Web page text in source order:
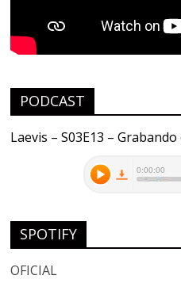
PODCAST
Laevis – S03E13 –
SPOTIFY
OFICIAL